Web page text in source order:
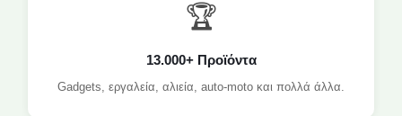
🏆
13.000+ Προϊόντα
Gadgets, εργαλεία, αλιεία, auto-moto και πολλά άλλα.